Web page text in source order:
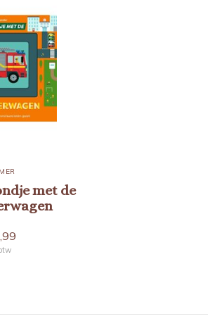
met de